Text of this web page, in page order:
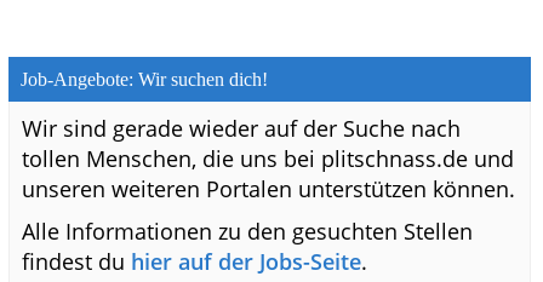
Job-Angebote: Wir suchen dich!
Wir sind gerade wieder auf der Suche nach
tollen Menschen, die uns bei plitschnass.de und
unseren weiteren Portalen unterstützen können.
Alle Informationen zu den gesuchten Stellen
findest du hier auf der Jobs-Seite.